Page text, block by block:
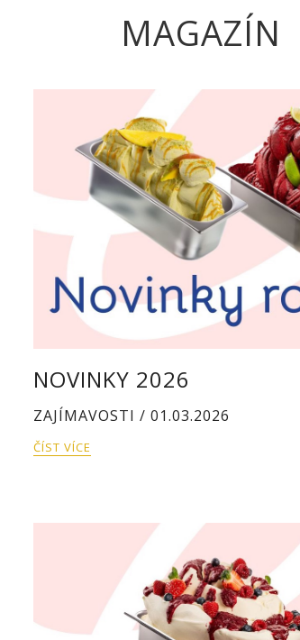
MAGAZÍN
NOVINKY 2026
ZAJÍMAVOSTI / 01.03.2026
ČÍST VÍCE